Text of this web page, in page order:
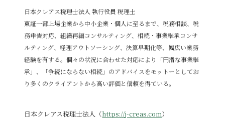
日本クレアス税理士法人 執行役員 税理士
東証一部上場企業から中小企業・個人に至るまで、税務相談、税
務申告対応、組織再編コンサルティング、相続・事業継承コンサ
ルティング、経理アウトソーシング、決算早期化等、幅広い業務
経験を有する。個々の状況に合わせた対応により「円滑な事業継
承」、「争続にならない相続」のアドバイスをモットーとしてお
り多くのクライアントから高い評価と信頼を得ている。
日本クレアス税理士法人（https://j-creas.com）